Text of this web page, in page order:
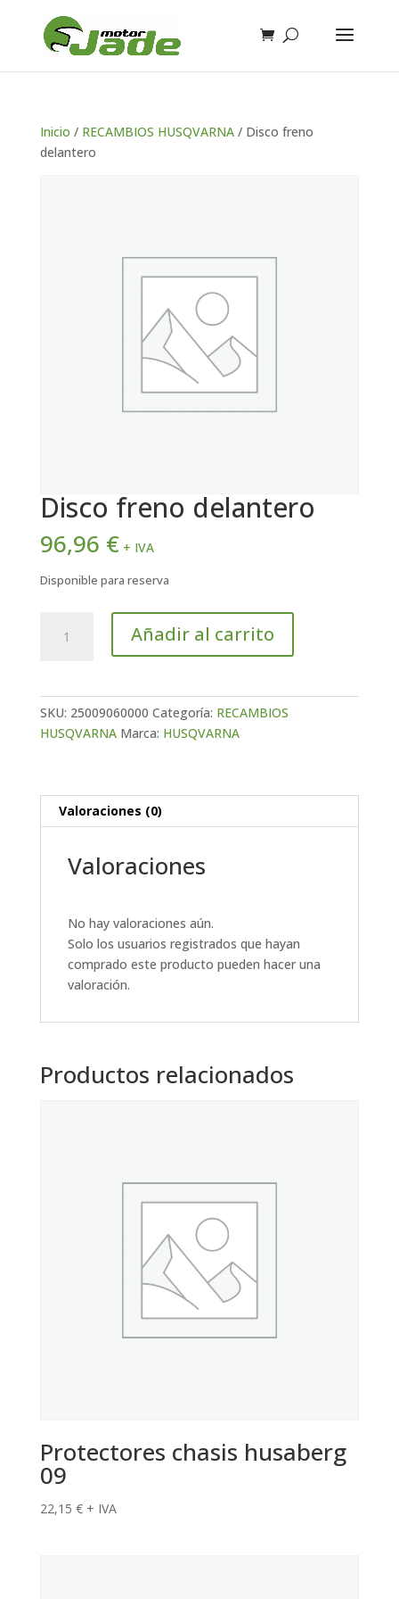
Inicio / RECAMBIOS HUSQVARNA/ Disco freno
delantero
Disco freno delantero
96,96 € + IVA
Disponible para reserva
freno
Añadir al carrito
SKU: 25009060000 Categoría: RECAMBIOS
HUSQVARNA Marca: HUSQVARNA
Valoraciones (0)
Valoraciones
No hay valoraciones aún.
Solo los usuarios registrados que hayan
comprado este producto pueden hacer una
valoración.
Productos relacionados
Protectores chasis husaberg
09
22,15 € + IVA